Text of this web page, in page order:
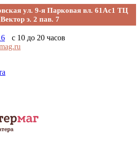
ул. 9-я Парковая вл. 61Ас1 ТЦ
Вектор э. 2 пав. 7
с 10 до 20 часов